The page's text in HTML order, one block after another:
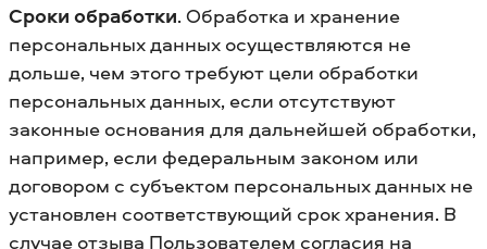
Сроки обработки. Обработка и хранение
персональных данных осуществляются не
дольше, чем этого требуют цели обработки
персональных данных, если отсутствуют
законные основания для дальнейшей обработки,
например, если федеральным законом или
договором с субъектом персональных данных не
установлен соответствующий срок хранения. В
случае отзыва Пользователем согласия на